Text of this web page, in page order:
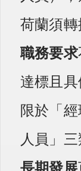
荷蘭須轉
職務要求
達標且具
限於「
人員」三